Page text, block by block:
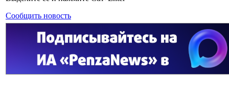
Сообщить новость